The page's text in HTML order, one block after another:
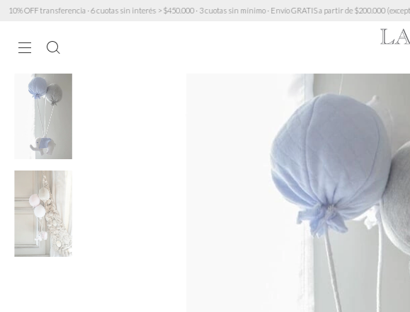
· 6 cuotas sin interés > $450.000 · 3 cuotas sin mínimo · Envío GRATIS a partir de $200.000 (excepto Muebles)